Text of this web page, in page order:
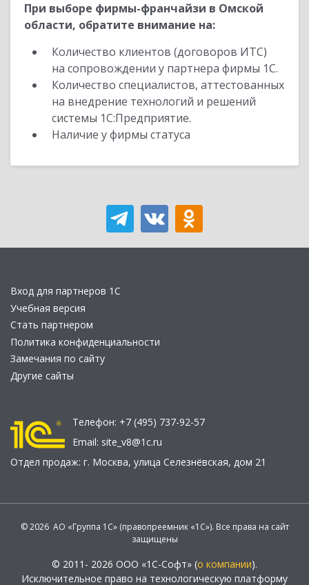
При выборе фирмы-франчайзи в Омской
области, обратите внимание на:
Количество клиентов (договоров ИТС)
на сопровождении у партнера фирмы 1С.
Количество специалистов, аттестованных
на внедрение технологий и решений
системы 1С:Предприятие.
Наличие у фирмы статуса
Вход для партнеров 1С
Учебная версия
Стать партнером
Политика конфиденциальности
Замечания по сайту
Другие сайты
Телефон: +7 (495) 737-92-57
Email: site_v8@1c.ru
Отдел продаж: г. Москва, улица Селезнёвская, дом 21
© 2026 АО «Группа 1С» (правопреемник «1С»). Все права на сайт
защищены
© 2011- 2026 ООО «1С-Софт» (о компании).
Исключительное право на технологическую платформу